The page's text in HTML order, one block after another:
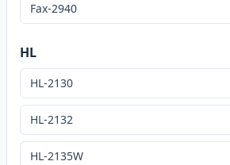
Fax-2940
HL
HL-2130
HL-2132
HL-2135W